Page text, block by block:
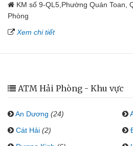
KM số 9-QL5,Phường Quán Toan,
Phòng
Xem chi tiết
ATM Hải Phòng - Khu vực
An Dương (24)
Cát Hải (2)